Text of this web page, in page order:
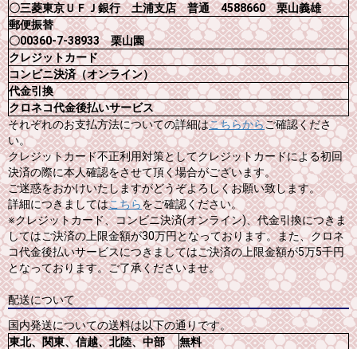
〇三菱東京ＵＦＪ銀行 土浦支店 普通 4588660 栗山義雄
郵便振替
〇00360-7-38933 栗山園
クレジットカード
コンビニ決済（オンライン）
代金引換
クロネコ代金後払いサービス
それぞれのお支払方法についての詳細はこちらからご確認くださ
い。
クレジットカード不正利用対策としてクレジットカードによる初回
決済の際に本人確認をさせて頂く場合がございます。
ご迷惑をおかけいたしますがどうぞよろしくお願い致します。
詳細につきましてはこちらをご確認ください。
※クレジットカード、コンビニ決済(オンライン)、代金引換につきま
してはご決済の上限金額が30万円となっております。また、クロネ
コ代金後払いサービスにつきましてはご決済の上限金額が5万5千円
となっております。ご了承くださいませ。
配送について
国内発送についての送料は以下の通りです。
東北、関東、信越、北陸、中部
無料